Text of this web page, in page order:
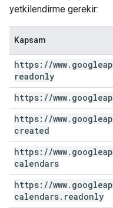
yetkilendirme gerekir:
Kapsam
https: //www.
readonly
https: //www.
https: //www.
created
https: //www.
calendars
https: //www.
calendars. readonly